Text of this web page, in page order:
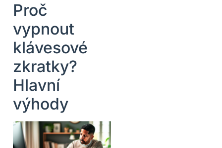
Proč
vypnout
klávesové
zkratky?
Hlavní
výhody